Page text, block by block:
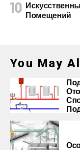
Помещений
You May